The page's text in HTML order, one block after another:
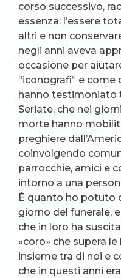
corso successivo,
essenza: l’essere
altri e non
negli anni aveva
occasione per
“iconografi” e come
hanno testimoniato
Seriate, che nei
morte hanno
preghiere
coinvolgendo
parrocchie, amici e
intorno a una
È quanto ho potuto
giorno del funerale,
che in loro ha
«coro» che supera
insieme tra di noi e
che in questi anni